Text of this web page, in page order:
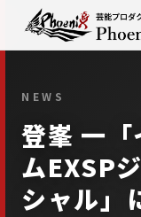
NEWS
登峯 一
ムEXSP
シャル」